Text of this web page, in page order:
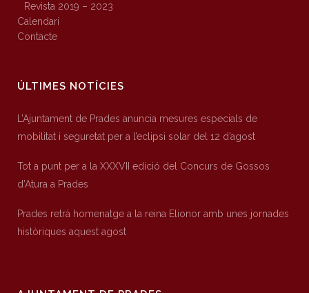
Revista 2019 – 2023
Calendari
Contacte
ÚLTIMES NOTÍCIES
L’Ajuntament de Prades anuncia mesures especials de
mobilitat i seguretat per a l’eclipsi solar del 12 d’agost
Tot a punt per a la XXXVII edició del Concurs de Gossos
d’Atura a Prades
Prades retrà homenatge a la reina Elionor amb unes jornades
històriques aquest agost